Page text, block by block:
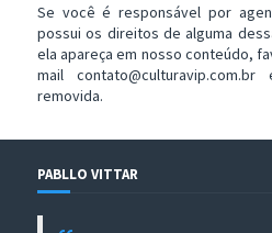
Se você é responsável por
possui os direitos de alguma
ela apareça em nosso conteúdo,
mail
removida.
PABLLO VITTAR